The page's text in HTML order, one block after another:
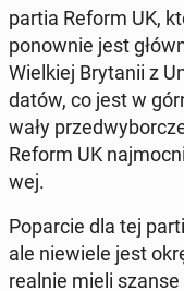
partia Reform UK,
po­now­nie jest
Wiel­kiej Bry­ta­nii z
da­tów, co jest w
wa­ły
Reform UK
wej.
Po­par­cie dla tej
ale nie­wie­le jest
realnie mieli